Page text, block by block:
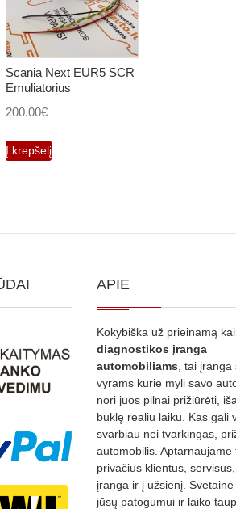
Scania Next EUR5 SCR
Emuliatorius
200.00€
Į krepšelį
APIE
Kokybiška už prieinamą
diagnostikos įranga
automobiliams , tai
vyrams kurie myli savo
nori juos pilnai prižiūrėti,
būklę realiu laiku. Kas gali
svarbiau nei tvarkingas,
automobilis. Aptarnaujame
privačius klientus,
įranga ir į užsienį.
jūsų patogumui ir laiko